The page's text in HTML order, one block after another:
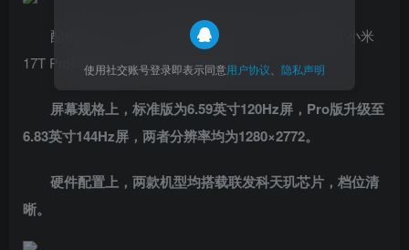
配色方面，小米17T拥有黑色、紫色、白色三款；小米
17T Pro则提供深蓝、深紫两种选择。
屏幕规格上，标准版为6.59英寸120Hz屏，Pro版升级至
6.83英寸144Hz屏，两者分辨率均为1280×2772。
硬件配置上，两款机型均搭载联发科天玑芯片，档位清
晰。
使用社交账号登录即表示同意用户协议 隐私声明